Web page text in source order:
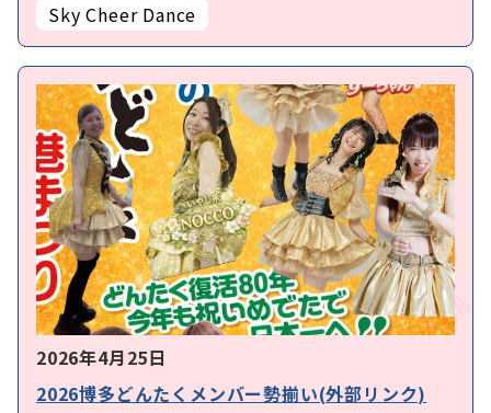
Sky Cheer Dance
2026年4月25日
2026博多どんたくメンバー勢揃い(外部リンク)